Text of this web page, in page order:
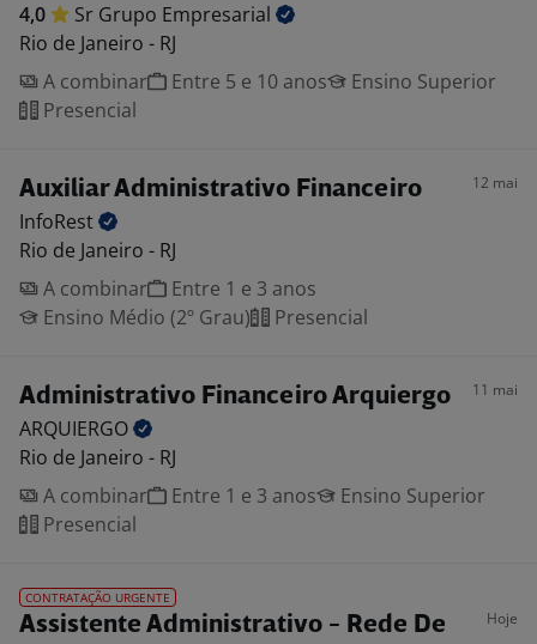
4,0 Sr Grupo Empresarial
Rio de Janeiro - RJ
A combinar
Entre 5 e 10 anos
Ensino Superior
Presencial
Auxiliar Administrativo Financeiro 12 mai
InfoRest
Rio de Janeiro - RJ
A combinar
Entre 1 e 3 anos
Ensino Médio (2º Grau)
Presencial
Administrativo Financeiro Arquiergo 11 mai
ARQUIERGO
Rio de Janeiro - RJ
A combinar
Entre 1 e 3 anos
Ensino Superior
Presencial
CONTRATAÇÃO URGENTE
Assistente Administrativo - Rede De
Hoje